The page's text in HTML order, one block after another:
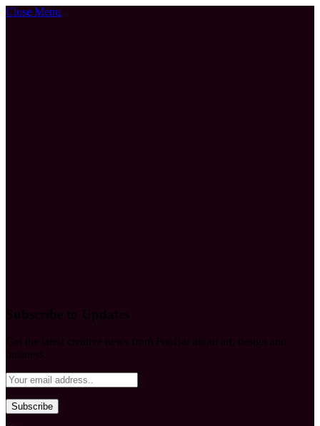
Close Menu
Subscribe to Updates
Get the latest creative news from FooBar about art, design and
business.